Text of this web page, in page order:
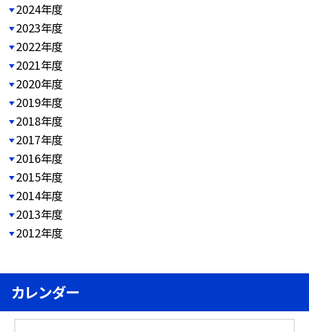
2024年度
2023年度
2022年度
2021年度
2020年度
2019年度
2018年度
2017年度
2016年度
2015年度
2014年度
2013年度
2012年度
カレンダー